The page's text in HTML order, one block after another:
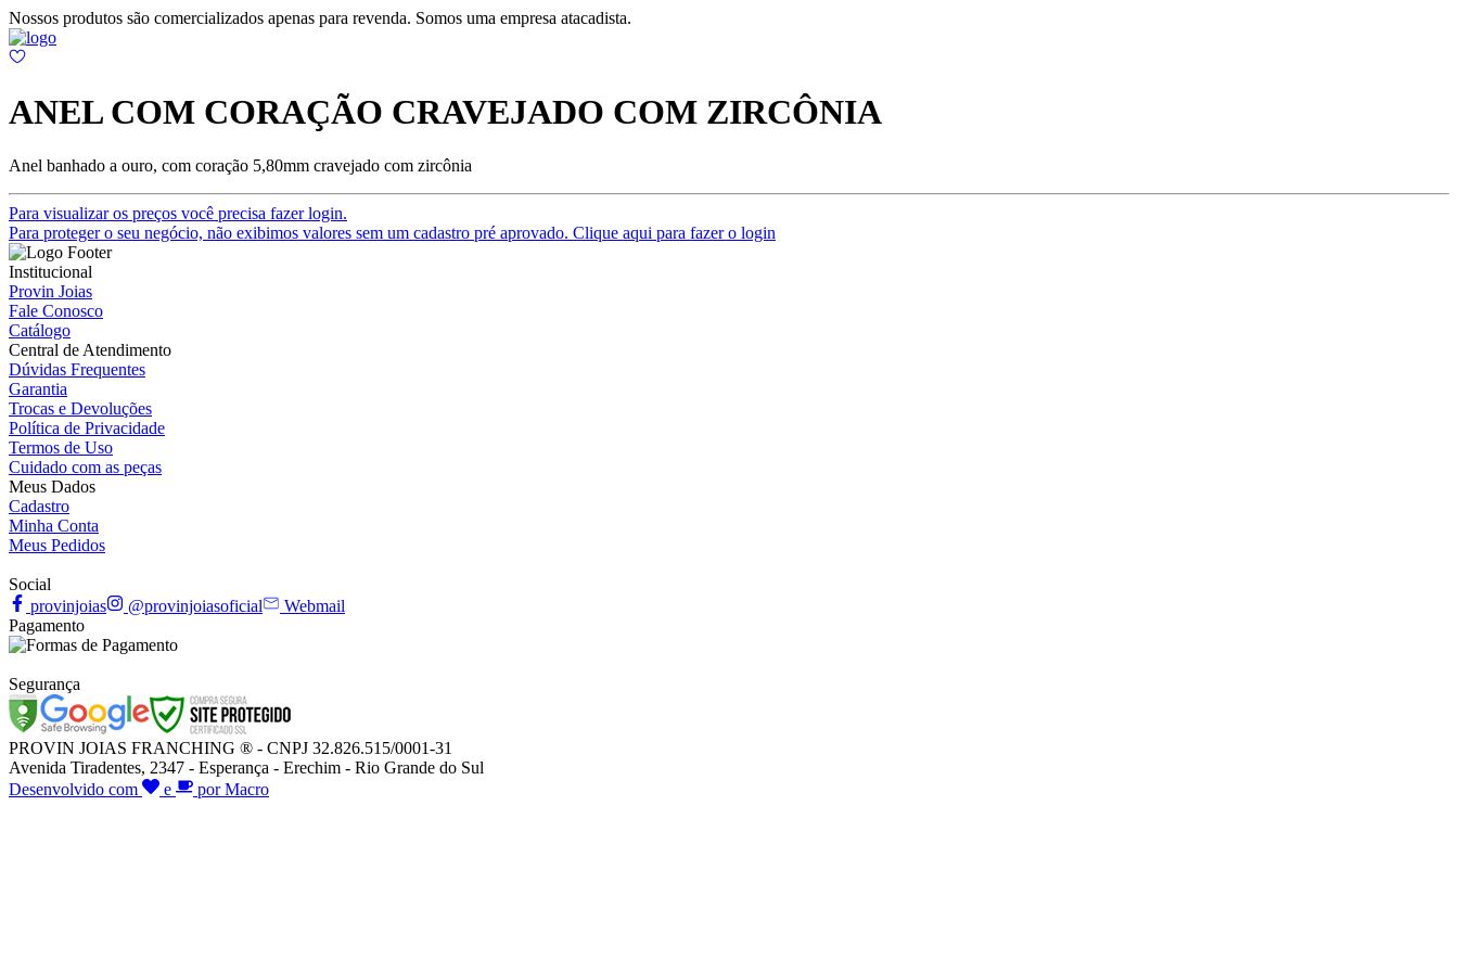
Nossos produtos são comercializados apenas para revenda. Somos uma empresa atacadista.
ANEL COM CORAÇÃO CRAVEJADO COM ZIRCÔNIA
Anel banhado a ouro, com coração 5,80mm cravejado com zircônia
Para visualizar os preços você precisa fazer login.
Para proteger o seu negócio, não exibimos valores sem um cadastro pré aprovado. Clique aqui para fazer o login
Institucional
Provin Joias
Fale Conosco
Catálogo
Central de Atendimento
Dúvidas Frequentes
Garantia
Trocas e Devoluções
Política de Privacidade
Termos de Uso
Cuidado com as peças
Meus Dados
Cadastro
Minha Conta
Meus Pedidos
Social
provinjoias
@provinjoiasoficial
Webmail
Pagamento
Segurança
PROVIN JOIAS FRANCHING ® - CNPJ 32.826.515/0001-31
Avenida Tiradentes, 2347 - Esperança - Erechim - Rio Grande do Sul
Desenvolvido com
e por Macro